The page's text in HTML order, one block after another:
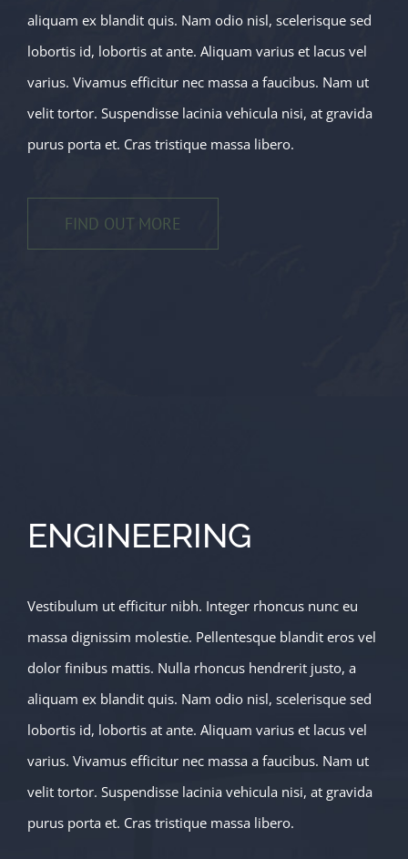
aliquam ex blandit quis. Nam odio nisl, scelerisque sed
lobortis id, lobortis at ante. Aliquam varius et lacus vel
varius. Vivamus efficitur nec massa a faucibus. Nam ut
velit tortor. Suspendisse lacinia vehicula nisi, at gravida
purus porta et. Cras tristique massa libero.
FIND OUT MORE
ENGINEERING
Vestibulum ut efficitur nibh. Integer rhoncus nunc eu
massa dignissim molestie. Pellentesque blandit eros vel
dolor finibus mattis. Nulla rhoncus hendrerit justo, a
aliquam ex blandit quis. Nam odio nisl, scelerisque sed
lobortis id, lobortis at ante. Aliquam varius et lacus vel
varius. Vivamus efficitur nec massa a faucibus. Nam ut
velit tortor. Suspendisse lacinia vehicula nisi, at gravida
purus porta et. Cras tristique massa libero.